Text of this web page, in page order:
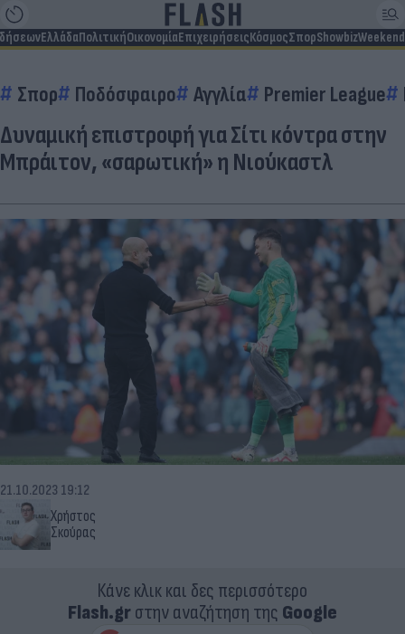
ΕλλάδαΠολιτικήΟικονομίαΕπιχειρήσειςΚόσμοςΣπορShowbizWeekend
Σπορ Ποδόσφαιρο Αγγλία Premier League
Δυναμική επιστροφή για Σίτι κόντρα στην
Μπράιτον, «σαρωτική» η Νιούκαστλ
Χρήστος
Σκούρας
21.10.2023 19:12
Κάνε κλικ και δες περισσότερο
Flash.grστην αναζήτηση της Google